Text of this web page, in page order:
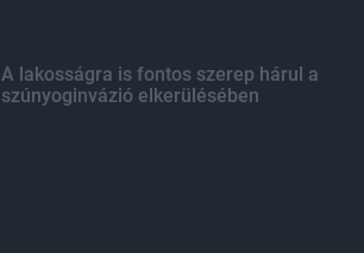
A lakosságra is fontos szerep hárul a
szúnyoginvázió elkerülésében